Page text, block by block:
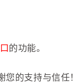
的功能。
的支持与信任！